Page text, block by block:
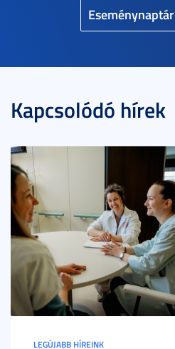
Eseménynaptár
Kapcsolódó hírek
LEGÚJABB HÍREINK